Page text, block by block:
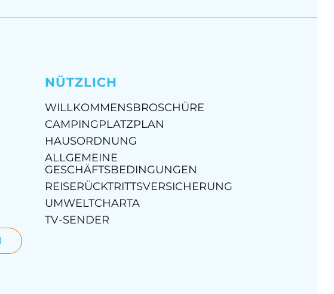
NÜTZLICH
WILLKOMMENSBROSCHÜRE
CAMPINGPLATZPLAN
HAUSORDNUNG
ALLGEMEINE
GESCHÄFTSBEDINGUNGEN
REISERÜCKTRITTSVERSICHERUNG
UMWELTCHARTA
TV-SENDER